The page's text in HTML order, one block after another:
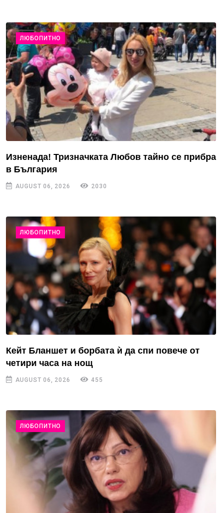
ЛЮБОПИТНО
Изненада! Тризначката Любов тайно се прибра
в България
AUGUST 06, 2026 2030
ЛЮБОПИТНО
Кейт Бланшет и борбата ѝ да спи повече от
четири часа на нощ
AUGUST 06, 2026 455
ЛЮБОПИТНО